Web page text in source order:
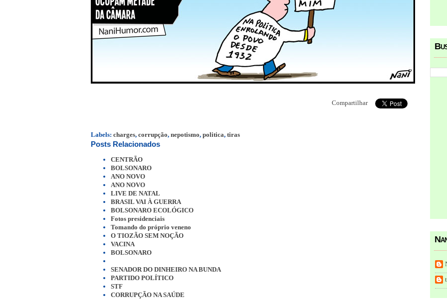
Compartilhar
Labels: charges, corrupção, nepotismo, politica, tiras
Posts Relacionados
CENTRÃO
BOLSONARO
ANO NOVO
ANO NOVO
LIVE DE NATAL
BRASIL VAI À GUERRA
BOLSONARO ECOLÓGICO
Fotos presidenciais
Tomando do próprio veneno
O TIOZÃO SEM NOÇÃO
VACINA
BOLSONARO
SENADOR DO DINHEIRO NA BUNDA
PARTIDO POLÍTICO
STF
CORRUPÇÃO NA SAÚDE